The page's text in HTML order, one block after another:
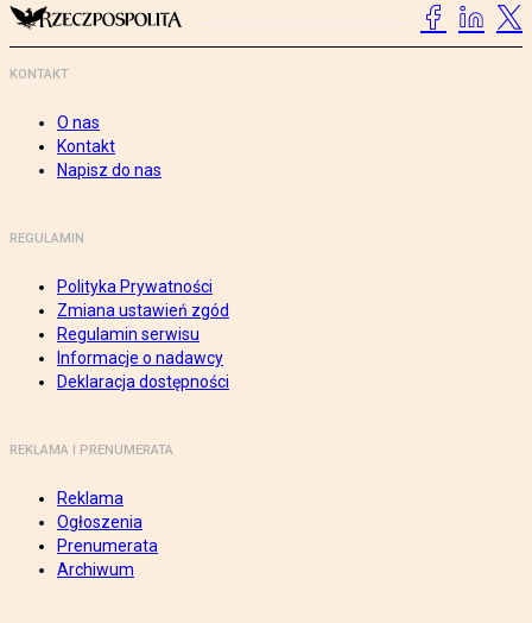
KONTAKT
O nas
Kontakt
Napisz do nas
REGULAMIN
Polityka Prywatności
Zmiana ustawień zgód
Regulamin serwisu
Informacje o nadawcy
Deklaracja dostępności
REKLAMA I PRENUMERATA
Reklama
Ogłoszenia
Prenumerata
Archiwum